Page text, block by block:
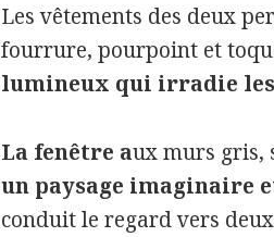
Les vêtements des deux
fourrure, pourpoint et
lumineux qui irradie les
La fenêtre aux murs gris,
un paysage imaginaire
conduit le regard vers